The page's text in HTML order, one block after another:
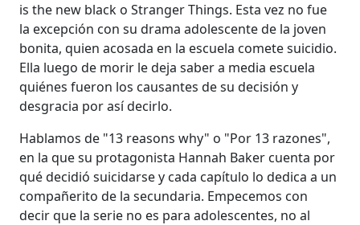
is the new black o Stranger Things. Esta vez no fue
la excepción con su drama adolescente de la joven
bonita, quien acosada en la escuela comete suicidio.
Ella luego de morir le deja saber a media escuela
quiénes fueron los causantes de su decisión y
desgracia por así decirlo.
Hablamos de "13 reasons why" o "Por 13 razones",
en la que su protagonista Hannah Baker cuenta por
qué decidió suicidarse y cada capítulo lo dedica a un
compañerito de la secundaria. Empecemos con
decir que la serie no es para adolescentes, no al